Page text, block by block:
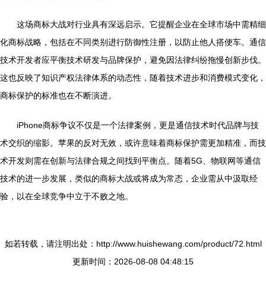
这场商标大战对行业具有深远启示。它提醒企业在全球市场中需精细
化商标战略，包括在不同类别进行防御性注册，以防止他人搭便车。通信
技术开发者应平衡技术研发与品牌保护，避免因法律纠纷拖慢创新步伐。
这也反映了知识产权法律体系的动态性，随着技术进步和消费模式变化，
商标保护的标准也在不断演进。
iPhone商标争议不仅是一个法律案例，更是通信技术时代品牌与技
术交织的缩影。苹果的反对无效，或许意味着商标保护需更加精准，而技
术开发则需在创新与法律合规之间找到平衡点。随着5G、物联网等通信
技术的进一步发展，类似的商标大战或将成为常态，企业需从中汲取经
验，以在全球竞争中立于不败之地。
如若转载，请注明出处：http://www.huishewang.com/product/72.html
更新时间：2026-08-08 04:48:15